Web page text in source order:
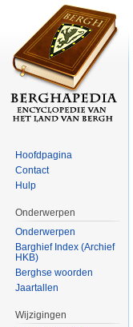
Hoofdpagina
Contact
Hulp
Onderwerpen
Onderwerpen
Barghief Index (Archief
HKB)
Berghse woorden
Jaartallen
Wijzigingen